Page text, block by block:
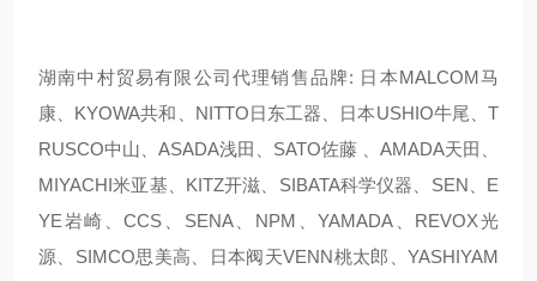
湖南中村贸易有限公司代理销售品牌: 日本MALCOM马
康、KYOWA共和、NITTO日东工器、日本USHIO牛尾、T
RUSCO中山、ASADA浅田、SATO佐藤 、AMADA天田、
MIYACHI米亚基、KITZ开滋、SIBATA科学仪器、SEN、E
YE岩崎、CCS、SENA、NPM、YAMADA、REVOX光
源、SIMCO思美高、日本阀天VENN桃太郎、YASHIYAM